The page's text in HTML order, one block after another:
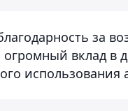
за
вклад в
использования